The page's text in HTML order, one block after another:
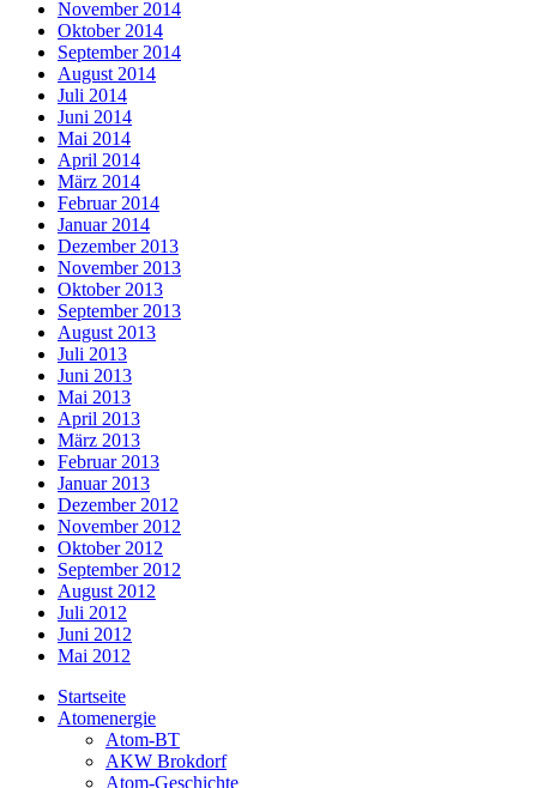
November 2014
Oktober 2014
September 2014
August 2014
Juli 2014
Juni 2014
Mai 2014
April 2014
März 2014
Februar 2014
Januar 2014
Dezember 2013
November 2013
Oktober 2013
September 2013
August 2013
Juli 2013
Juni 2013
Mai 2013
April 2013
März 2013
Februar 2013
Januar 2013
Dezember 2012
November 2012
Oktober 2012
September 2012
August 2012
Juli 2012
Juni 2012
Mai 2012
Startseite
Atomenergie
Atom-BT
AKW Brokdorf
Atom-Geschichte